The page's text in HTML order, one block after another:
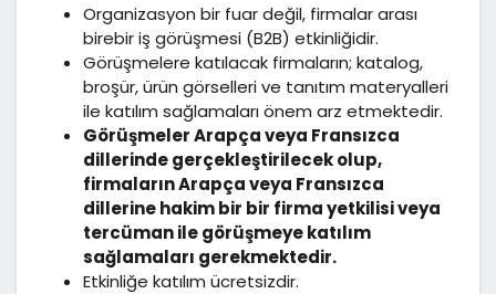
Organizasyon bir fuar değil, firmalar arası
birebir iş görüşmesi (B2B) etkinliğidir.
Görüşmelere katılacak firmaların; katalog,
broşür, ürün görselleri ve tanıtım materyalleri
ile katılım sağlamaları önem arz etmektedir.
Görüşmeler Arapça veya Fransızca
dillerinde gerçekleştirilecek olup,
firmaların Arapça veya Fransızca
dillerine hakim bir bir firma yetkilisi veya
tercüman ile görüşmeye katılım
sağlamaları gerekmektedir.
Etkinliğe katılım ücretsizdir.